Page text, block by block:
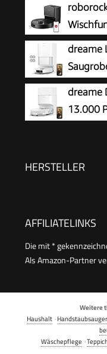
dreame
25.000
dreame
13.000
saugt und wischt,
HERSTELLER
AFFILIATELINKS
Die mit *
Als Amazon-Partner
Weitere
Haushalt·Handstaubsauger
Wäschepflege ·